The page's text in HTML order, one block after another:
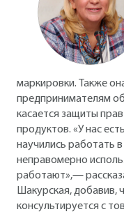
маркировки. Также
предпринимателям
касается защиты
продуктов. «У нас
научились работать
неправомерно
работают»,—
Шакурская, добавив,
консультируется с